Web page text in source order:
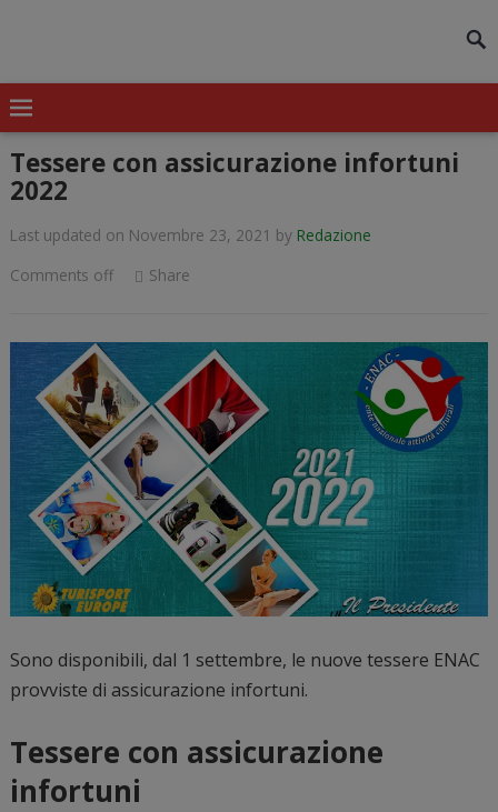
Tessere con assicurazione infortuni
2022
Last updated on Novembre 23, 2021 by Redazione
Comments off
Share
Sono disponibili, dal 1 settembre, le nuove tessere ENAC
provviste di assicurazione infortuni.
Tessere con assicurazione
infortuni